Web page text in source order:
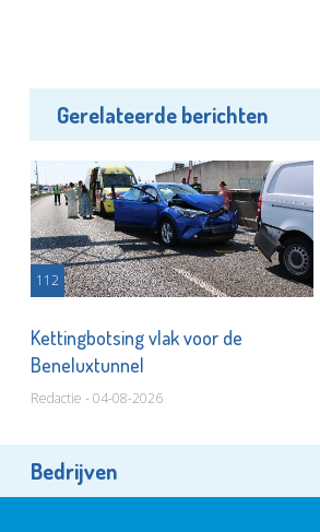
Gerelateerde berichten
112
Kettingbotsing vlak voor de
Beneluxtunnel
Redactie - 04-08-2026
Bedrijven